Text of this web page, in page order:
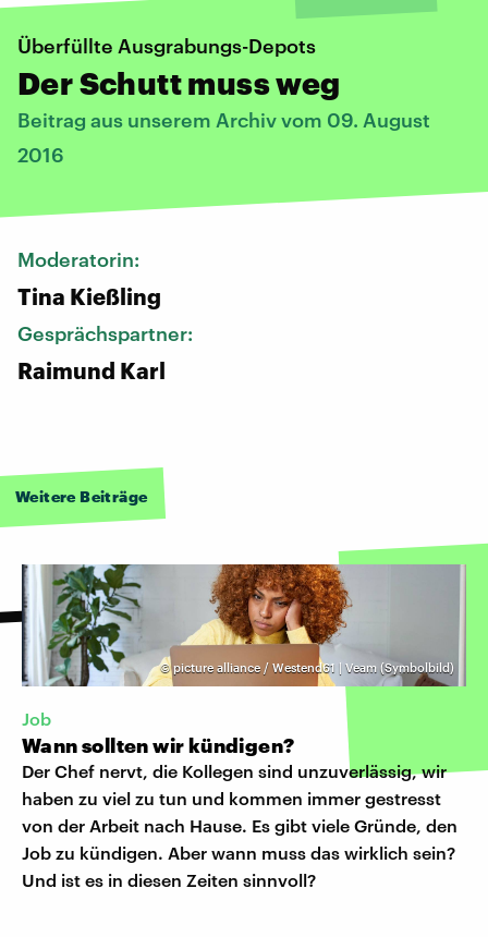
Überfüllte Ausgrabungs-Depots
Der Schutt muss weg
Beitrag aus unserem Archiv vom 09. August
2016
Moderatorin:
Tina Kießling
Gesprächspartner:
Raimund Karl
Weitere Beiträge
©picture alliance / Westend61 | Veam (Symbolbild)
Job
Wann sollten wir kündigen?
Der Chef nervt, die Kollegen sind unzuverlässig, wir
haben zu viel zu tun und kommen immer gestresst
von der Arbeit nach Hause. Es gibt viele Gründe, den
Job zu kündigen. Aber wann muss das wirklich sein?
Und ist es in diesen Zeiten sinnvoll?